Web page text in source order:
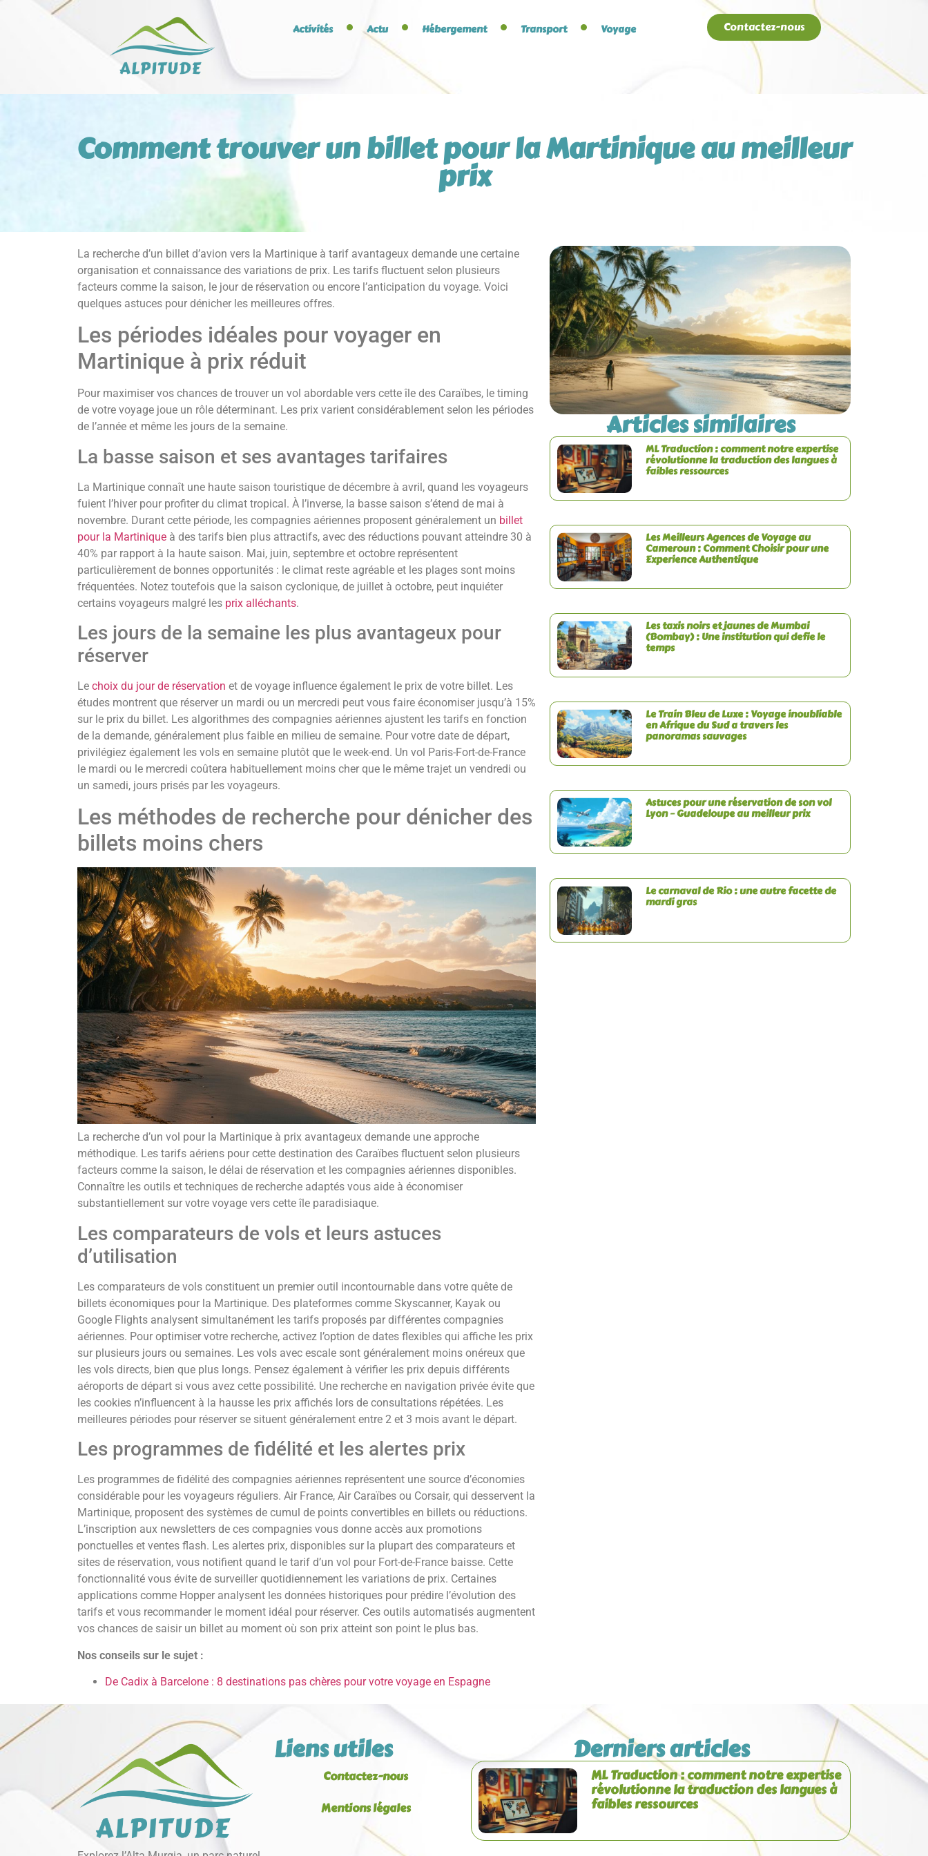
Activités Actu Hébergement Transport Voyage Contactez-nous
Comment trouver un billet pour la Martinique au meilleur
prix
La recherche d’un billet d’avion vers la Martinique à tarif avantageux demande une certaine
organisation et connaissance des variations de prix. Les tarifs fluctuent selon plusieurs
facteurs comme la saison, le jour de réservation ou encore l’anticipation du voyage. Voici
quelques astuces pour dénicher les meilleures offres.
Les périodes idéales pour voyager en
Martinique à prix réduit
Pour maximiser vos chances de trouver un vol abordable vers cette île des Caraïbes, le timing
de votre voyage joue un rôle déterminant. Les prix varient considérablement selon les périodes
de l’année et même les jours de la semaine.
La basse saison et ses avantages tarifaires
La Martinique connaît une haute saison touristique de décembre à avril, quand les voyageurs
fuient l’hiver pour profiter du climat tropical. À l’inverse, la basse saison s’étend de mai à
novembre. Durant cette période, les compagnies aériennes proposent généralement un billet
pour la Martinique à des tarifs bien plus attractifs, avec des réductions pouvant atteindre 30 à
40% par rapport à la haute saison. Mai, juin, septembre et octobre représentent
particulièrement de bonnes opportunités : le climat reste agréable et les plages sont moins
fréquentées. Notez toutefois que la saison cyclonique, de juillet à octobre, peut inquiéter
certains voyageurs malgré les prix alléchants.
Les jours de la semaine les plus avantageux pour
réserver
Le choix du jour de réservation et de voyage influence également le prix de votre billet. Les
études montrent que réserver un mardi ou un mercredi peut vous faire économiser jusqu’à 15%
sur le prix du billet. Les algorithmes des compagnies aériennes ajustent les tarifs en fonction
de la demande, généralement plus faible en milieu de semaine. Pour votre date de départ,
privilégiez également les vols en semaine plutôt que le week-end. Un vol Paris-Fort-de-France
le mardi ou le mercredi coûtera habituellement moins cher que le même trajet un vendredi ou
un samedi, jours prisés par les voyageurs.
Les méthodes de recherche pour dénicher des
billets moins chers
La recherche d’un vol pour la Martinique à prix avantageux demande une approche
méthodique. Les tarifs aériens pour cette destination des Caraïbes fluctuent selon plusieurs
facteurs comme la saison, le délai de réservation et les compagnies aériennes disponibles.
Connaître les outils et techniques de recherche adaptés vous aide à économiser
substantiellement sur votre voyage vers cette île paradisiaque.
Les comparateurs de vols et leurs astuces
d’utilisation
Les comparateurs de vols constituent un premier outil incontournable dans votre quête de
billets économiques pour la Martinique. Des plateformes comme Skyscanner, Kayak ou
Google Flights analysent simultanément les tarifs proposés par différentes compagnies
aériennes. Pour optimiser votre recherche, activez l’option de dates flexibles qui affiche les prix
sur plusieurs jours ou semaines. Les vols avec escale sont généralement moins onéreux que
les vols directs, bien que plus longs. Pensez également à vérifier les prix depuis différents
aéroports de départ si vous avez cette possibilité. Une recherche en navigation privée évite que
les cookies n’influencent à la hausse les prix affichés lors de consultations répétées. Les
meilleures périodes pour réserver se situent généralement entre 2 et 3 mois avant le départ.
Les programmes de fidélité et les alertes prix
Les programmes de fidélité des compagnies aériennes représentent une source d’économies
considérable pour les voyageurs réguliers. Air France, Air Caraïbes ou Corsair, qui desservent la
Martinique, proposent des systèmes de cumul de points convertibles en billets ou réductions.
L’inscription aux newsletters de ces compagnies vous donne accès aux promotions
ponctuelles et ventes flash. Les alertes prix, disponibles sur la plupart des comparateurs et
sites de réservation, vous notifient quand le tarif d’un vol pour Fort-de-France baisse. Cette
fonctionnalité vous évite de surveiller quotidiennement les variations de prix. Certaines
applications comme Hopper analysent les données historiques pour prédire l’évolution des
tarifs et vous recommander le moment idéal pour réserver. Ces outils automatisés augmentent
vos chances de saisir un billet au moment où son prix atteint son point le plus bas.
Nos conseils sur le sujet :
De Cadix à Barcelone : 8 destinations pas chères pour votre voyage en Espagne
Articles similaires
ML Traduction : comment notre expertise
révolutionne la traduction des langues à
faibles ressources
Les Meilleurs Agences de Voyage au
Cameroun : Comment Choisir pour une
Experience Authentique
Les taxis noirs et jaunes de Mumbai
(Bombay) : Une institution qui defie le
temps
Le Train Bleu de Luxe : Voyage inoubliable
en Afrique du Sud a travers les
panoramas sauvages
Astuces pour une réservation de son vol
Lyon – Guadeloupe au meilleur prix
Le carnaval de Rio : une autre facette de
mardi gras
Liens utiles
Contactez-nous
Mentions légales
Derniers articles
ML Traduction : comment notre expertise
révolutionne la traduction des langues à
faibles ressources